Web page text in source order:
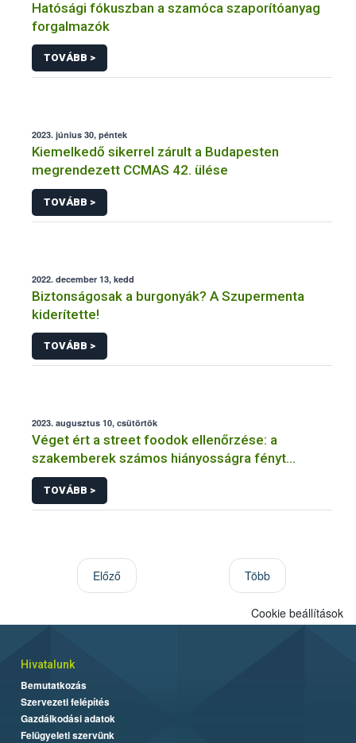
Hatósági fókuszban a szamóca szaporítóanyag
forgalmazók
TOVÁBB >
2023. június 30, péntek
Kiemelkedő sikerrel zárult a Budapesten
megrendezett CCMAS 42. ülése
TOVÁBB >
2022. december 13, kedd
Biztonságosak a burgonyák? A Szupermenta
kiderítette!
TOVÁBB >
2023. augusztus 10, csütörtök
Véget ért a street foodok ellenőrzése: a
szakemberek számos hiányosságra fényt
derítettek
TOVÁBB >
Előző Több
Cookie beállítások
Hivatalunk
Bemutatkozás
Szervezeti felépítés
Gazdálkodási adatok
Felügyeleti szervünk